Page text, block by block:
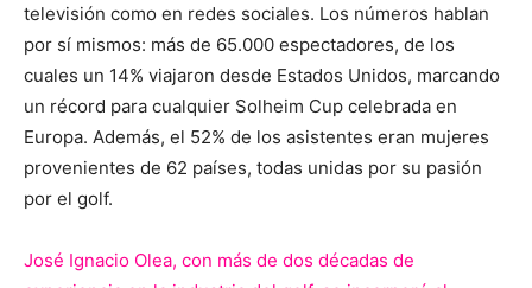
televisión como en redes sociales. Los números hablan
por sí mismos: más de 65.000 espectadores, de los
cuales un 14% viajaron desde Estados Unidos, marcando
un récord para cualquier Solheim Cup celebrada en
Europa. Además, el 52% de los asistentes eran mujeres
provenientes de 62 países, todas unidas por su pasión
por el golf.
José Ignacio Olea, con más de dos décadas de